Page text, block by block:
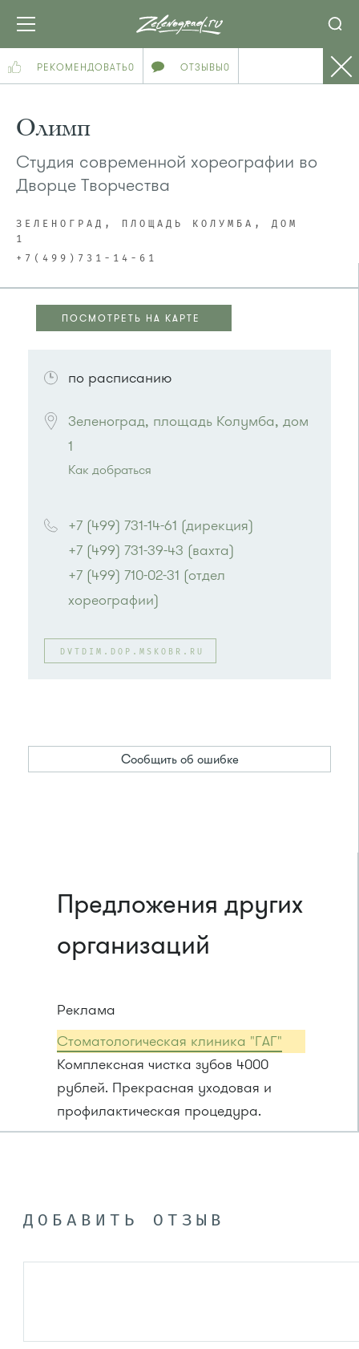
РЕКОМЕНДОВАТЬ0 ОТЗЫВЫ0
Олимп
Студия современной хореографии во
Дворце Творчества
ЗЕЛЕНОГРАД, ПЛОЩАДЬ КОЛУМБА, ДОМ
1
+7(499)731-14-61
ПОСМОТРЕТЬ НА КАРТЕ
по расписанию
Зеленоград, площадь Колумба, дом
1
Как добраться
проспект"
Автобус № 1, 4, 8, 10, 12, 13, 15, 23.
Маршрутка № 128, 408м, 431м, 476м, 720м,
900, 903
или до остановки
"Филаретовская улица"
Автобусы № 11, 29.
+7 (499) 731-14-61 (дирекция)
+7 (499) 731-39-43 (вахта)
+7 (499) 710-02-31 (отдел
хореографии)
DVTDIM.DOP.MSKOBR.RU
Сообщить об ошибке
Предложения других
организаций
Реклама
Стоматологическая клиника "ГАГ"
Комплексная чистка зубов 4000
рублей. Прекрасная уходовая и
профилактическая процедура.
ДОБАВИТЬ ОТЗЫВ